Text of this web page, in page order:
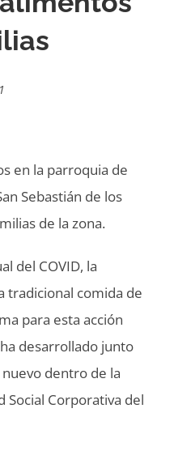
en la parroquia de
Sebastián de los
de la zona.
del COVID, la
tradicional comida de
para esta acción
desarrollado junto
dentro de la
Social Corporativa del